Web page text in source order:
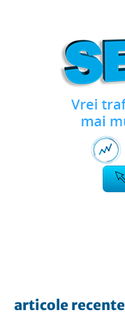
articole recente